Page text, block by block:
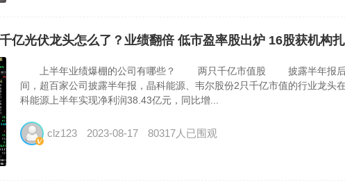
亿光伏龙头怎么了？业绩翻倍 低市盈率股出炉 16股获机构
上半年业绩爆棚的公司有哪些？ 两只千亿市值股 披露半年报
间，超百家公司披露半年报，晶科能源、韦尔股份2只千亿市值的行业
科能源上半年实现净利润38.43亿元，同比增...
clz123 2023-08-17
80317人已围观